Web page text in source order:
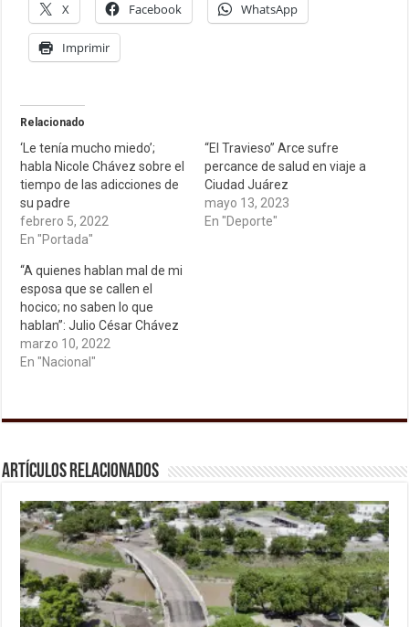
X Facebook WhatsApp
Imprimir
Relacionado
‘Le tenía mucho miedo’;
habla Nicole Chávez sobre el
tiempo de las adicciones de
su padre
febrero 5, 2022
En "Portada"
“El Travieso” Arce sufre
percance de salud en viaje a
Ciudad Juárez
mayo 13, 2023
En "Deporte"
“A quienes hablan mal de mi
esposa que se callen el
hocico; no saben lo que
hablan”: Julio César Chávez
marzo 10, 2022
En "Nacional"
Artículos relacionados